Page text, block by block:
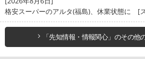
格安スーパーのアルタ(福島)、休業状態に [
「先知情報・情報関心」のその他